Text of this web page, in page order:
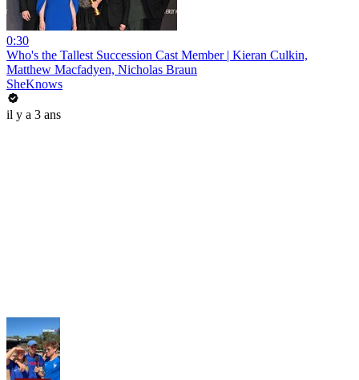
0:30
Who's the Tallest Succession Cast Member | Kieran Culkin,
Matthew Macfadyen, Nicholas Braun
SheKnows
il y a 3 ans